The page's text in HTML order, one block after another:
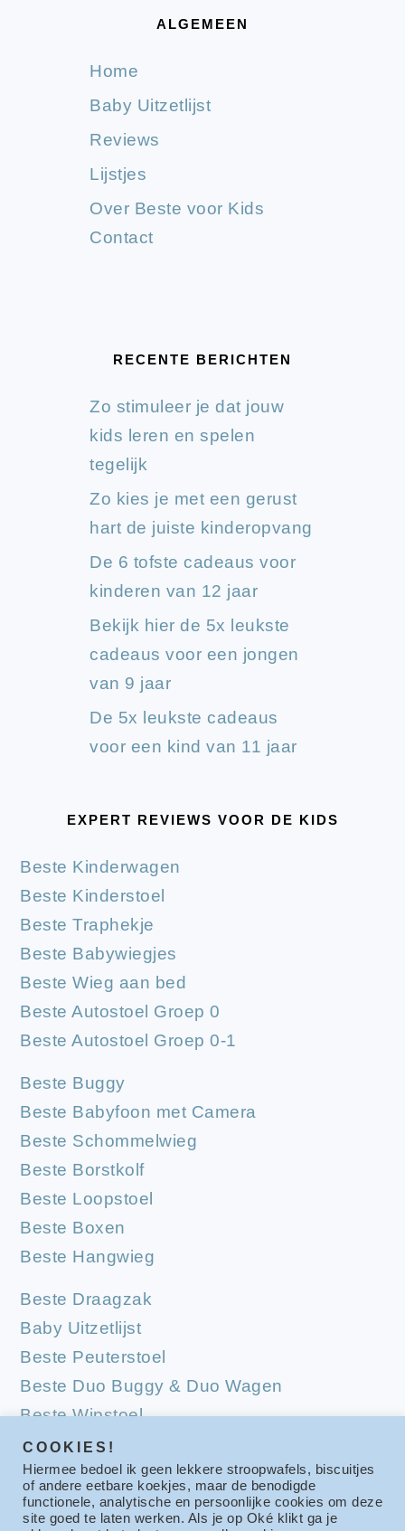
ALGEMEEN
Home
Baby Uitzetlijst
Reviews
Lijstjes
Over Beste voor Kids
Contact
RECENTE BERICHTEN
Zo stimuleer je dat jouw
kids leren en spelen
tegelijk
Zo kies je met een gerust
hart de juiste kinderopvang
De 6 tofste cadeaus voor
kinderen van 12 jaar
Bekijk hier de 5x leukste
cadeaus voor een jongen
van 9 jaar
De 5x leukste cadeaus
voor een kind van 11 jaar
EXPERT REVIEWS VOOR DE KIDS
Beste Kinderwagen
Beste Kinderstoel
Beste Traphekje
Beste Babywiegjes
Beste Wieg aan bed
Beste Autostoel Groep 0
Beste Autostoel Groep 0-1
Beste Buggy
Beste Babyfoon met Camera
Beste Schommelwieg
Beste Borstkolf
Beste Loopstoel
Beste Boxen
Beste Hangwieg
Beste Draagzak
Baby Uitzetlijst
Beste Peuterstoel
Beste Duo Buggy & Duo Wagen
Beste Wipstoel
Beste Campingbedjes
Beste Babymatrassen
COOKIES!
Hiermee bedoel ik geen lekkere stroopwafels, biscuitjes
of andere eetbare koekjes, maar de benodigde
functionele, analytische en persoonlijke cookies om deze
site goed te laten werken. Als je op Oké klikt ga je